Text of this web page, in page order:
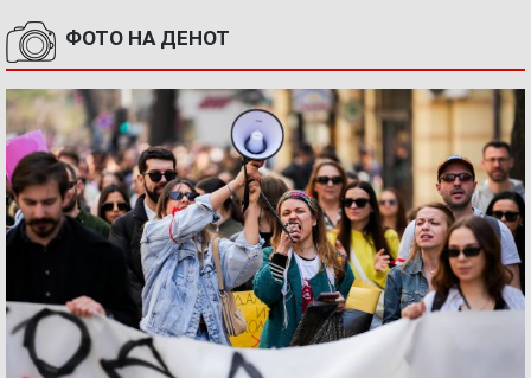
ФОТО НА ДЕНОТ